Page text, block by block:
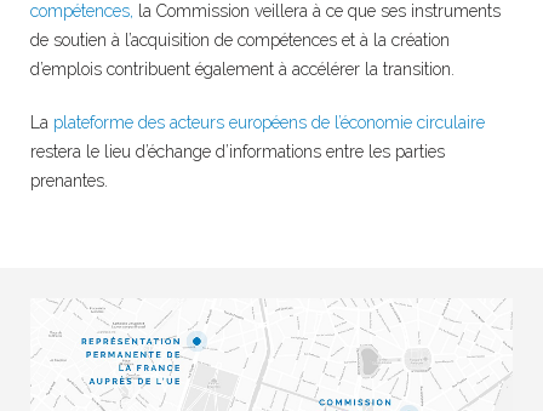
compétences, la Commission veillera à ce que ses instruments
de soutien à l’acquisition de compétences et à la création
d’emplois contribuent également à accélérer la transition.
La plateforme des acteurs européens de l’économie circulaire
restera le lieu d’échange d’informations entre les parties
prenantes.